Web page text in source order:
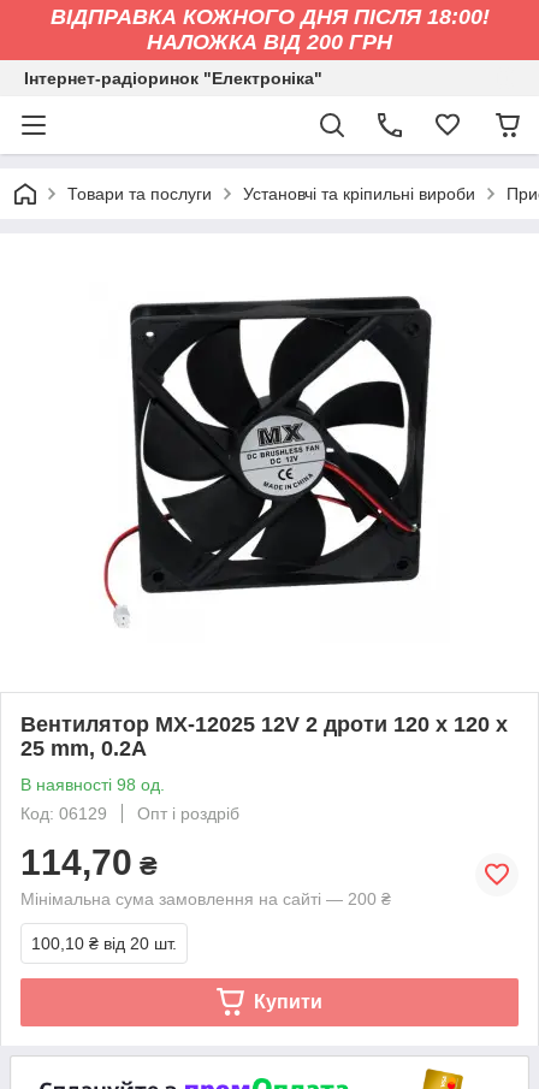
ВІДПРАВКА КОЖНОГО ДНЯ ПІСЛЯ 18:00!
НАЛОЖКА ВІД 200 ГРН
Інтернет-радіоринок "Електроніка"
Товари та послуги Установчі та кріпильні вироби
Вентилятор MX-12025 12V 2 дроти 120 x 120 x
25 mm, 0.2A
В наявності 98 од.
Код: 06129
Опт і роздріб
114,70 ₴
Мінімальна сума замовлення на сайті — 200 ₴
100,10 ₴ від 20 шт.
Купити